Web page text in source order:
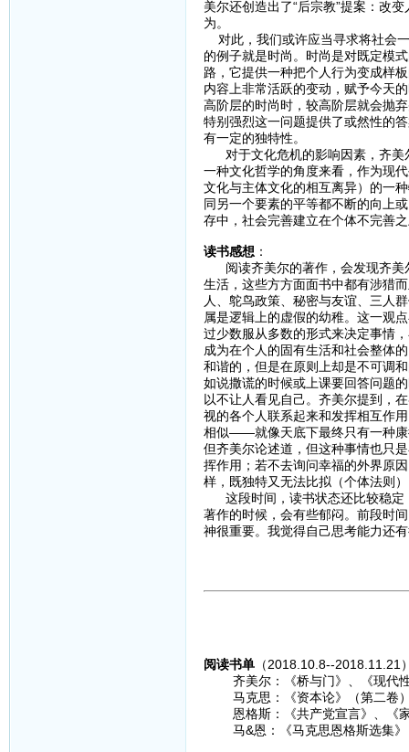
美尔还创造出了“后宗教”提案：改
为。
对此，我们或许应当寻求将社会
的例子就是时尚。时尚是对既定模
路，它提供一种把个人行为变成样
内容上非常活跃的变动，赋予今天
高阶层的时尚时，较高阶层就会抛
特别强烈这一问题提供了或然性的
有一定的独特性。
对于文化危机的影响因素，齐美
一种文化哲学的角度来看，作为现
文化与主体文化的相互离异）的一
同另一个要素的平等都不断的向上
存中，社会完善建立在个体不完善
读书感想 ：
阅读齐美尔的著作，会发现齐美
生活，这些方方面面书中都有涉猎
人、鸵鸟政策、秘密与友谊、三人
属是逻辑上的虚假的幼稚。这一观
过少数服从多数的形式来决定事情
成为在个人的固有生活和社会整体
和谐的，但是在原则上却是不可调
如说撒谎的时候或上课要回答问题
以不让人看见自己。齐美尔提到，
视的各个人联系起来和发挥相互作
相似——就像天底下最终只有一种
但齐美尔论述道，但这种事情也只
挥作用；若不去询问幸福的外界原
样，既独特又无法比拟（个体法则
这段时间，读书状态还比较稳定
著作的时候，会有些郁闷。前段时
神很重要。我觉得自己思考能力还
阅读书单（2018.10.8--2018.11.21
齐美尔：《桥与门》、《现代
马克思：《资本论》（第二卷）
恩格斯：《共产党宣言》、《家
马&恩：《马克思恩格斯选集》